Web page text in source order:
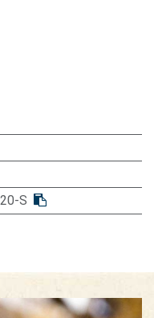
S